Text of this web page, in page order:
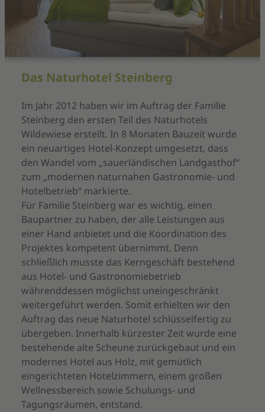
Das Naturhotel Steinberg
Im Jahr 2012 haben wir im Auftrag der Familie
Steinberg den ersten Teil des Naturhotels
Wildewiese erstellt. In 8 Monaten Bauzeit wurde
ein neuartiges Hotel-Konzept umgesetzt, dass
den Wandel vom „sauerländischen Landgasthof“
zum „modernen naturnahen Gastronomie- und
Hotelbetrieb“ markierte.
Für Familie Steinberg war es wichtig, einen
Baupartner zu haben, der alle Leistungen aus
einer Hand anbietet und die Koordination des
Projektes kompetent übernimmt. Denn
schließlich musste das Kerngeschäft bestehend
aus Hotel- und Gastronomiebetrieb
währenddessen möglichst uneingeschränkt
weitergeführt werden. Somit erhielten wir den
Auftrag das neue Naturhotel schlüsselfertig zu
übergeben. Innerhalb kürzester Zeit wurde eine
bestehende alte Scheune zurückgebaut und ein
modernes Hotel aus Holz, mit gemütlich
eingerichteten Hotelzimmern, einem großen
Wellnessbereich sowie Schulungs- und
Tagungsräumen, entstand.